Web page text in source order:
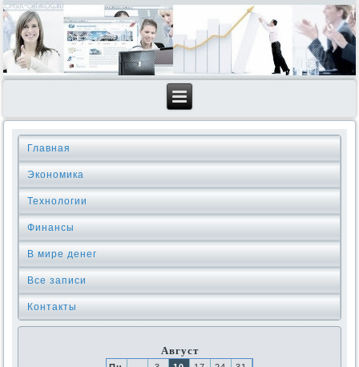
Главная
Экономика
Технологии
Финансы
В мире денег
Все записи
Контакты
Август